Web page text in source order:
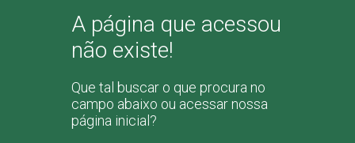
A página que acessou
não existe!
Que tal buscar o que procura no
campo abaixo ou acessar nossa
página inicial?